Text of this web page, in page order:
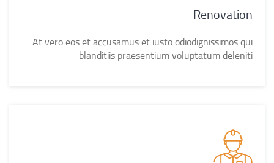
Renovation
At vero eos et accusamus et iusto odiodignissimos qui
blanditiis praesentium voluptatum deleniti